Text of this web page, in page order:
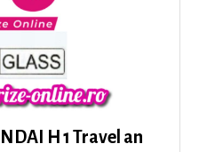
H 1 Travel an